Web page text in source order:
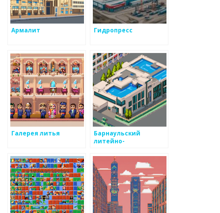
Армалит Гидропресс
Галерея литья
Барнаульский
литейно-